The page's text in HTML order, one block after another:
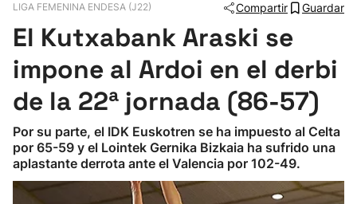
Pelota
Remo
Baloncesto
Ciclismo
LIGA FEMENINA ENDESA (J22) Compartir Guardar
El Kutxabank Araski se
impone al Ardoi en el derbi
de la 22ª jornada (86-57)
Por su parte, el IDK Euskotren se ha impuesto al Celta
por 65-59 y el Lointek Gernika Bizkaia ha sufrido una
aplastante derrota ante el Valencia por 102-49.